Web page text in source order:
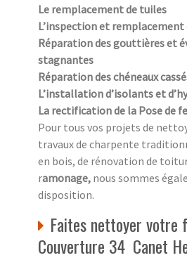
Le remplacement de tuiles
L’inspection et
Réparation des gouttières et
stagnantes
Réparation des chéneaux
L’installation d’isolants et
La rectification de la Pose de
Pour tous vos projets de
travaux de charpente
en bois, de rénovation de
ramonage, nous sommes
disposition.
Faites nettoyer votre
Couverture 34 Canet